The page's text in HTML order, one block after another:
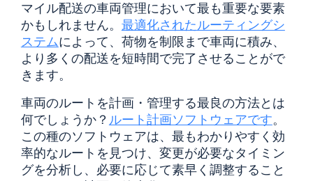
マイル配送の車両管理において最も重要な要素
かもしれません。 最適化されたルーティングシ
ステムによって、荷物を制限まで車両に積み、
より多くの配送を短時間で完了させることがで
きます。
車両のルートを計画・管理する最良の方法とは
何でしょうか？ ルート計画ソフトウェアです。
この種のソフトウェアは、最もわかりやすく効
率的なルートを見つけ、変更が必要なタイミン
グを分析し、必要に応じて素早く調整すること